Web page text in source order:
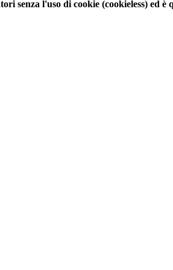
senza l'uso di cookie (cookieless) ed è